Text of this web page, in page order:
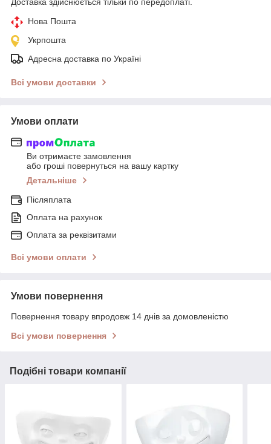
Нова Пошта
Укрпошта
Адресна доставка по Україні
Всі умови доставки
Умови оплати
Ви отримаєте замовлення
або гроші повернуться на вашу картку
Детальніше
Післяплата
Оплата на рахунок
Оплата за реквізитами
Всі умови оплати
Умови повернення
Повернення товару впродовж 14 днів за домовленістю
Всі умови повернення
Подібні товари компанії